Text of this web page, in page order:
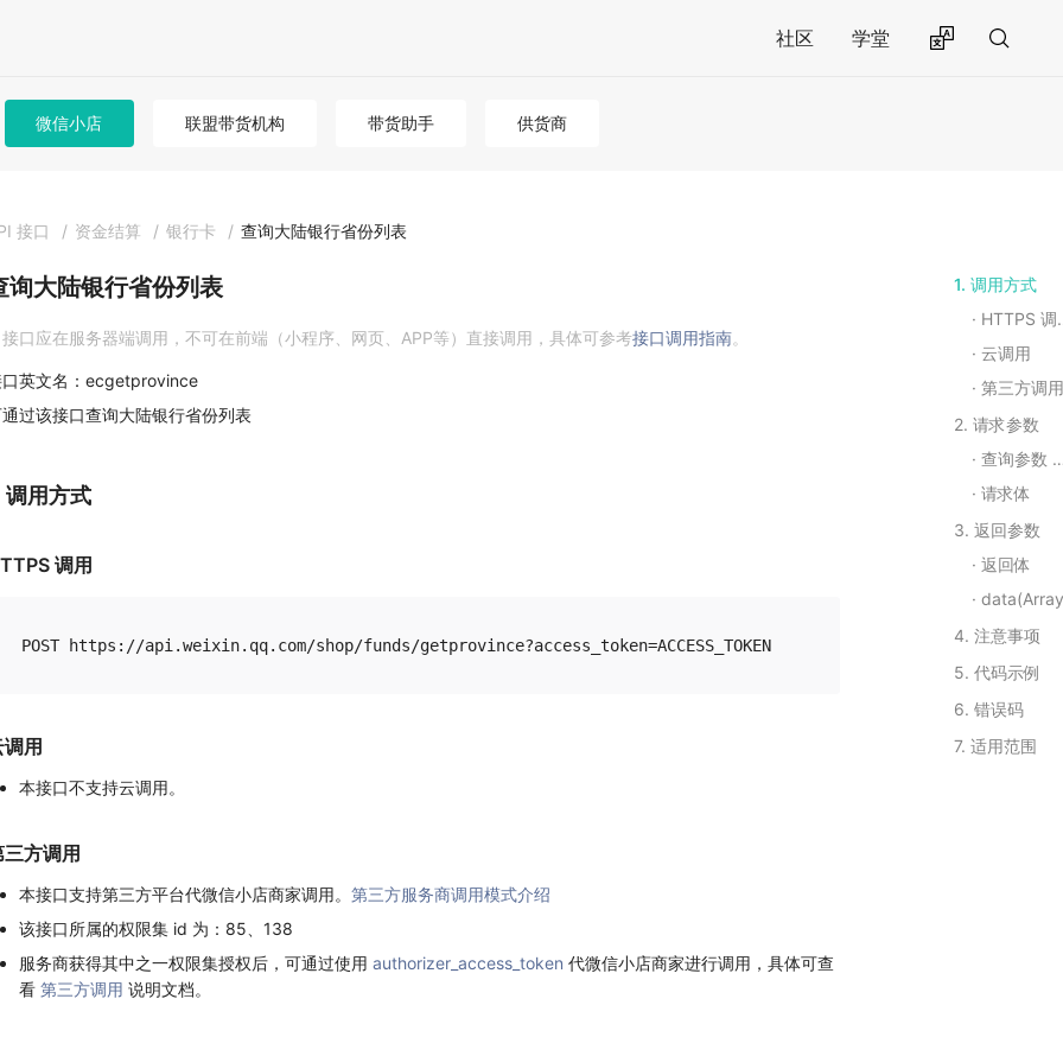
社区 学堂
微信小店 联盟带货机构 带货助手 供货商
接口 / 资金结算 / 银行卡 / 查询大陆银行省份列表
询大陆银行省份列表
接口应在服务器端调用，不可在前端（小程序、网页、APP等）直接调用，具体可参考接口调用指南。
英文名：ecgetprovince
过该接口查询大陆银行省份列表
调用方式
调用
用
本接口不支持云调用。
三方调用
本接口支持第三方平台代微信小店商家调用。 第三方服务商调用模式介绍
该接口所属的权限集 id 为：85、138
服务商获得其中之一权限集授权后，可通过使用 authorizer_access_token 代微信小店商家进行调用，具体可查
看 第三方调用 说明文档。
1. 调用方式
HTTPS 调用
云调用
第三方调用
2. 请求参数
查询参数 Query String Parameters
请求体
3. 返回参数
返回体
4. 注意事项
5. 代码示例
6. 错误码
7. 适用范围